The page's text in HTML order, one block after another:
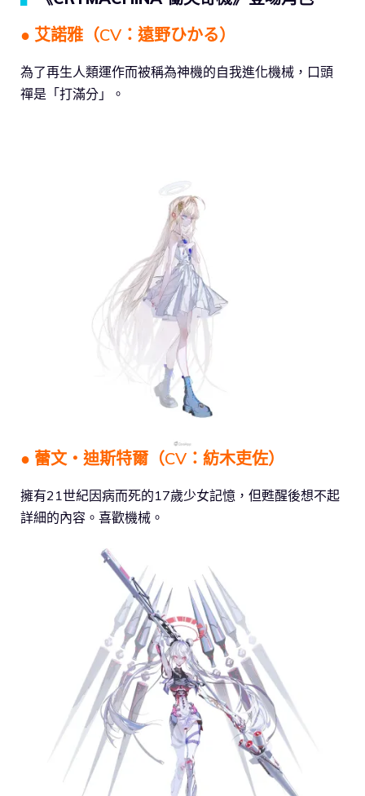
● 艾諾雅（CV：遠野ひかる）
為了再生人類運作而被稱為神機的自我進化機械，口頭
禪是「打滿分」。
● 蕾文‧迪斯特爾（CV：紡木吏佐）
擁有21世紀因病而死的17歲少女記憶，但甦醒後想不起
詳細的內容。喜歡機械。